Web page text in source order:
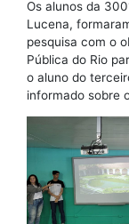
Os alunos da
Lucena,
pesquisa com o
Pública do Rio
o aluno do
informado sobre